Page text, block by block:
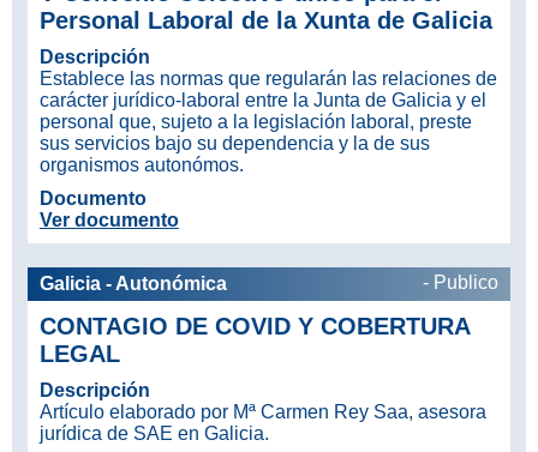
Personal Laboral de la Xunta de Galicia
Descripción
Establece las normas que regularán las relaciones de
carácter jurídico-laboral entre la Junta de Galicia y el
personal que, sujeto a la legislación laboral, preste
sus servicios bajo su dependencia y la de sus
organismos autonómos.
Documento
Ver documento
Galicia - Autonómica - Publico
CONTAGIO DE COVID Y COBERTURA
LEGAL
Descripción
Artículo elaborado por Mª Carmen Rey Saa, asesora
jurídica de SAE en Galicia.